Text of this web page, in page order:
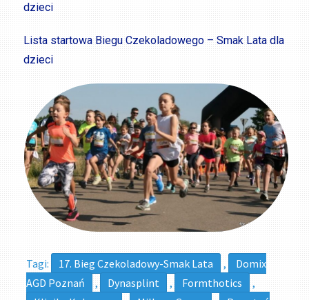
dzieci
Lista startowa Biegu Czekoladowego – Smak Lata dla
dzieci
Tagi: 17. Bieg Czekoladowy-Smak Lata ,
Domix
AGD Poznań
, Dynasplint , Formthotics
,